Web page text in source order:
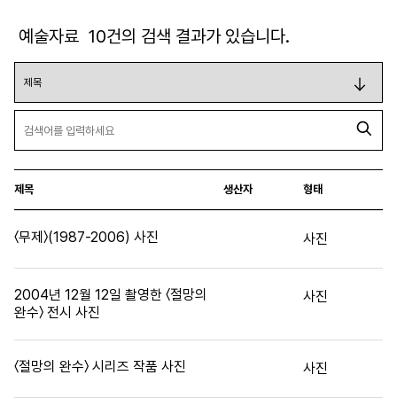
예술자료 10건의 검색 결과가 있습니다.
제목 생산자 형태
〈무제〉(1987-2006) 사진 사진
2004년 12월 12일 촬영한 〈절망의
완수〉 전시 사진
사진
〈절망의 완수〉 시리즈 작품 사진 사진